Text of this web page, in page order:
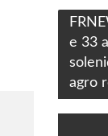
e 33
agro